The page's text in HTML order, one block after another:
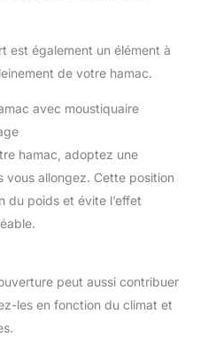
est également un élément à
de votre hamac.
avec moustiquaire
hamac, adoptez une
vous allongez. Cette position
du poids et évite l’effet
peut aussi contribuer
les en fonction du climat et